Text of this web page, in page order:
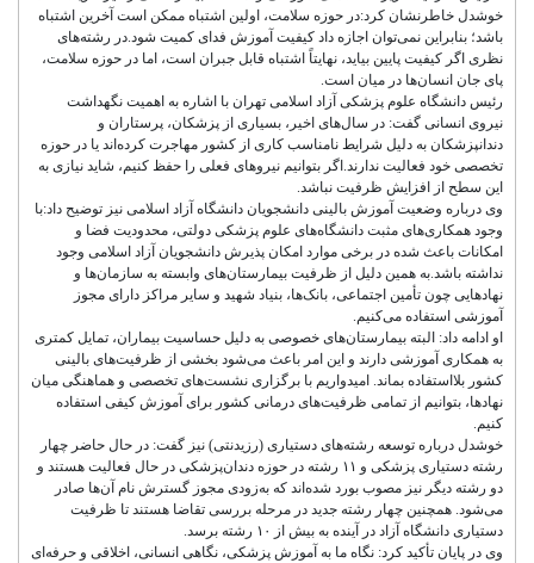
خوشدل خاطرنشان کرد:در حوزه سلامت، اولین اشتباه ممکن است آخرین اشتباه
باشد؛ بنابراین نمی‌توان اجازه داد کیفیت آموزش فدای کمیت شود.در رشته‌های
نظری اگر کیفیت پایین بیاید، نهایتاً اشتباه قابل جبران است، اما در حوزه سلامت،
پای جان انسان‌ها در میان است.
رئیس دانشگاه علوم پزشکی آزاد اسلامی تهران با اشاره به اهمیت نگهداشت
نیروی انسانی گفت: در سال‌های اخیر، بسیاری از پزشکان، پرستاران و
دندانپزشکان به دلیل شرایط نامناسب کاری از کشور مهاجرت کرده‌اند یا در حوزه
تخصصی خود فعالیت ندارند.اگر بتوانیم نیروهای فعلی را حفظ کنیم، شاید نیازی به
این سطح از افزایش ظرفیت نباشد.
وی درباره وضعیت آموزش بالینی دانشجویان دانشگاه آزاد اسلامی نیز توضیح داد:با
وجود همکاری‌های مثبت دانشگاه‌های علوم پزشکی دولتی، محدودیت فضا و
امکانات باعث شده در برخی موارد امکان پذیرش دانشجویان آزاد اسلامی وجود
نداشته باشد.به همین دلیل از ظرفیت بیمارستان‌های وابسته به سازمان‌ها و
نهادهایی چون تأمین اجتماعی، بانک‌ها، بنیاد شهید و سایر مراکز دارای مجوز
آموزشی استفاده می‌کنیم.
او ادامه داد: البته بیمارستان‌های خصوصی به دلیل حساسیت بیماران، تمایل کمتری
به همکاری آموزشی دارند و این امر باعث می‌شود بخشی از ظرفیت‌های بالینی
کشور بلااستفاده بماند. امیدواریم با برگزاری نشست‌های تخصصی و هماهنگی میان
نهادها، بتوانیم از تمامی ظرفیت‌های درمانی کشور برای آموزش کیفی استفاده
کنیم.
خوشدل درباره توسعه رشته‌های دستیاری (رزیدنتی) نیز گفت: در حال حاضر چهار
رشته دستیاری پزشکی و ۱۱ رشته در حوزه دندان‌پزشکی در حال فعالیت هستند و
دو رشته دیگر نیز مصوب بورد شده‌اند که به‌زودی مجوز گسترش نام آن‌ها صادر
می‌شود. همچنین چهار رشته جدید در مرحله بررسی تقاضا هستند تا ظرفیت
دستیاری دانشگاه آزاد در آینده به بیش از ۱۰ رشته برسد.
وی در پایان تأکید کرد: نگاه ما به آموزش پزشکی، نگاهی انسانی، اخلاقی و حرفه‌ای